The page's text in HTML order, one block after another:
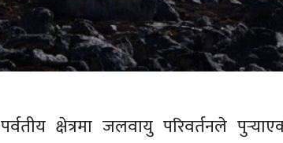
पर्वतीय क्षेत्रमा जलवायु परिवर्तनले